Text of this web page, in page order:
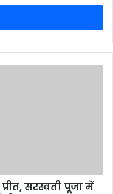
सरस्वती पूजा में